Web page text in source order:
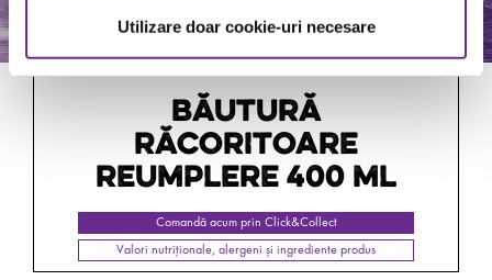
Utilizare doar cookie-uri necesare
BĂUTURĂ
RĂCORITOARE
REUMPLERE 400 ML
Comandă acum prin Click&Collect
Valori nutriționale, alergeni și ingrediente produs